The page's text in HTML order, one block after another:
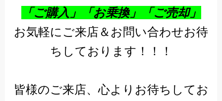
「ご購入」「お乗換」「ご売却」
お気軽にご来店＆お問い合わせお待
ちしております！！！
皆様のご来店、心よりお待ちしてお